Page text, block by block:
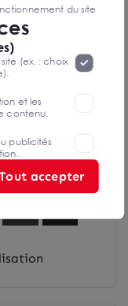
de serre
du site
pouvez consulter
site internet, il
avez la
ne seront
actuellement
(ex. : choix
et les
contenu.
publicités
accepter